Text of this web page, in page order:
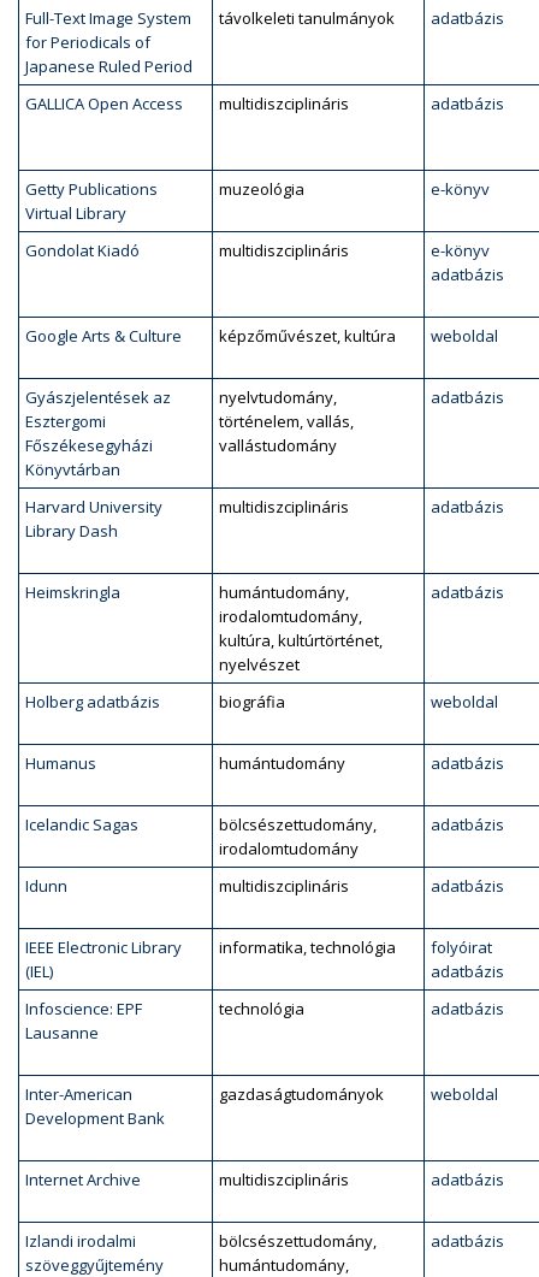
Full-Text Image System
for Periodicals of
Japanese Ruled Period
távolkeleti tanulmányok adatbázis
GALLICA Open Access multidiszciplináris adatbázis
Getty Publications
Virtual Library
muzeológia e-könyv
Gondolat Kiadó multidiszciplináris
e-könyv
adatbázis
Google Arts & Culture képzőművészet, kultúra weboldal
Gyászjelentések az
Esztergomi
Főszékesegyházi
Könyvtárban
nyelvtudomány,
történelem, vallás,
vallástudomány
adatbázis
Harvard University
Library Dash
multidiszciplináris adatbázis
Heimskringla
humántudomány,
irodalomtudomány,
kultúra, kultúrtörténet,
nyelvészet
adatbázis
Holberg adatbázis biográfia weboldal
Humanus humántudomány adatbázis
Icelandic Sagas
bölcsészettudomány,
irodalomtudomány
adatbázis
Idunn multidiszciplináris adatbázis
IEEE Electronic Library
(IEL)
informatika, technológia
folyóirat
adatbázis
Infoscience: EPF
Lausanne
technológia adatbázis
Inter-American
Development Bank
gazdaságtudományok weboldal
Internet Archive multidiszciplináris adatbázis
Izlandi irodalmi
szöveggyűjtemény
bölcsészettudomány,
humántudomány,
adatbázis